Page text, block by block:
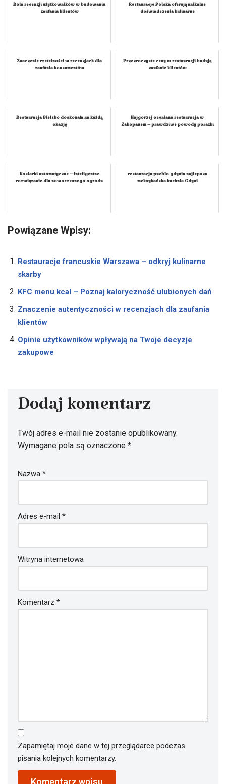
Rola recenzji użytkowników w budowaniu
zaufania klientów
Restauracje Polska oferują unikalne
doświadczenia kulinarne
Znaczenie rzetelności w recenzjach dla
zaufania konsumentów
Przezroczyste ceny w restauracji budują
zaufanie klientów
Restauracja Bielsko doskonała na każdą
okazję
Najgorzej oceniana restauracja w
Zakopanem – prawdziwe powody porażki
Kosiarki automatyczne – inteligentne
rozwiązanie dla nowoczesnego ogrodu
restauracja pueblo gdynia najlepsza
meksykańska kuchnia Gdyni
Powiązane Wpisy:
Restauracje francuskie Warszawa – odkryj kulinarne
skarby
KFC menu kcal – Poznaj kaloryczność ulubionych dań
Znaczenie autentyczności w recenzjach dla zaufania
klientów
Opinie użytkowników wpływają na Twoje decyzje
zakupowe
Dodaj komentarz
Twój adres e-mail nie zostanie opublikowany.
Wymagane pola są oznaczone *
Nazwa *
Adres e-mail *
Witryna internetowa
Komentarz *
Zapamiętaj moje dane w tej przeglądarce podczas
pisania kolejnych komentarzy.